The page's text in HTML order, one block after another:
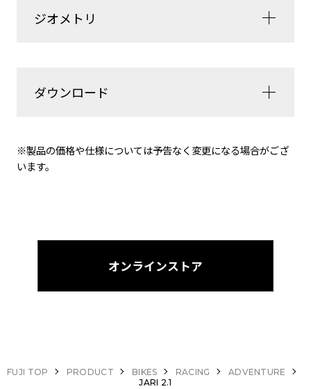
る。シフトケーブルはヘッドチューブで交差するル
ーティングで、フレームに対するケーブルの擦りや
ジオメトリ
ダウンロード
※製品の価格や仕様については予告なく変更になる場合がござ
います。
オンラインストア
FUJI TOP PRODUCT BIKES RACING
ADVENTURE
JARI 2.1